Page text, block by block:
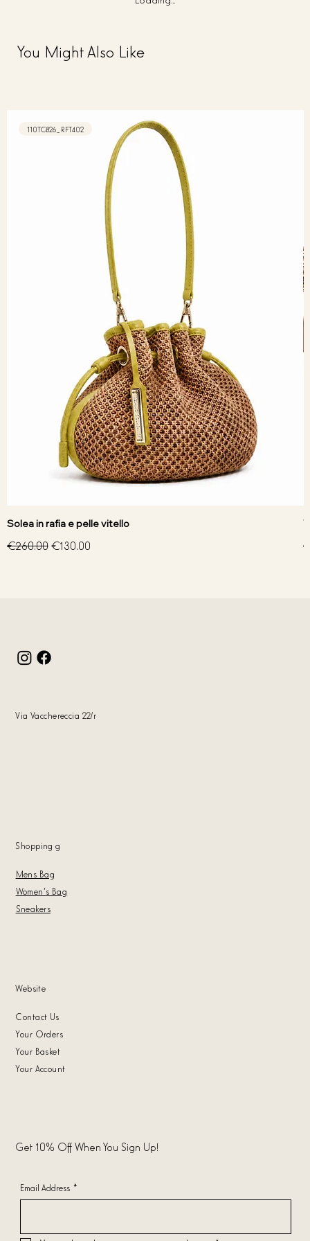
You Might Also Like
110TC826_RFT402
Solea in rafia e pelle vitello
Regular Price
€260.00Sale Price
€130.00
Via Vacchereccia 22/r
Shopping g
Mens Bag
Women's Bag
Sneakers
Website
Contact Us
Your Orders
Your Basket
Your Account
Get 10% Off When You Sign Up!
Email Address *